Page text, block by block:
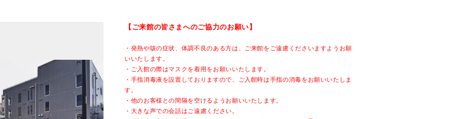
【ご来館の皆さまへのご協力のお願い】
・発熱や咳の症状、体調不良のある方は、ご来館をご遠慮くださいますようお願
いいたします。
・ご入館の際はマスクを着用をお願いいたします。
・手指消毒液を設置しておりますので、ご入館時は手指の消毒をお願いいたしま
す。
・他のお客様との間隔を空けるようお願いいたします。
・大きな声での会話はご遠慮ください。